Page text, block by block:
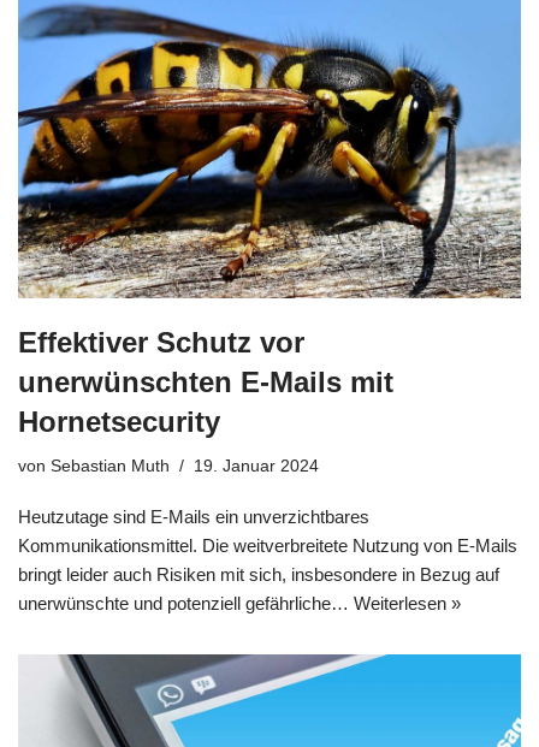
Effektiver Schutz vor
unerwünschten E-Mails mit
Hornetsecurity
von Sebastian Muth 19. Januar 2024
Heutzutage sind E-Mails ein unverzichtbares
Kommunikationsmittel. Die weitverbreitete Nutzung von E-Mails
bringt leider auch Risiken mit sich, insbesondere in Bezug auf
unerwünschte und potenziell gefährliche… Weiterlesen »